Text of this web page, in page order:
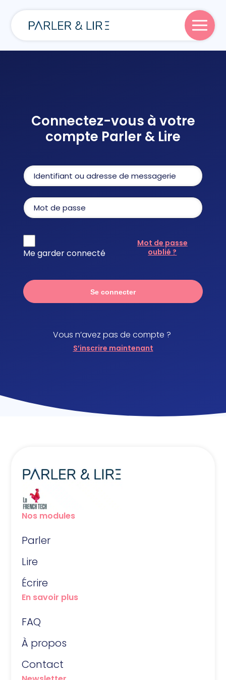
Écrire
Blog
À propos
Connectez-vous à votre
compte Parler & Lire
Me garder connecté
Mot de passe
oublié ?
Se connecter
Vous n’avez pas de compte ?
S’inscrire maintenant
Nos modules
Parler
Lire
Écrire
En savoir plus
FAQ
À propos
Contact